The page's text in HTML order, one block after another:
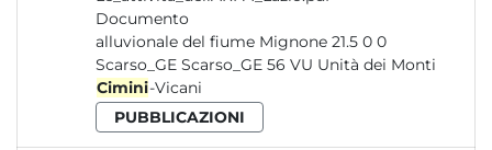
Documento
alluvionale del fiume Mignone 21.5 0 0
Scarso_GE Scarso_GE 56 VU Unità dei Monti
Cimini-Vicani
PUBBLICAZIONI